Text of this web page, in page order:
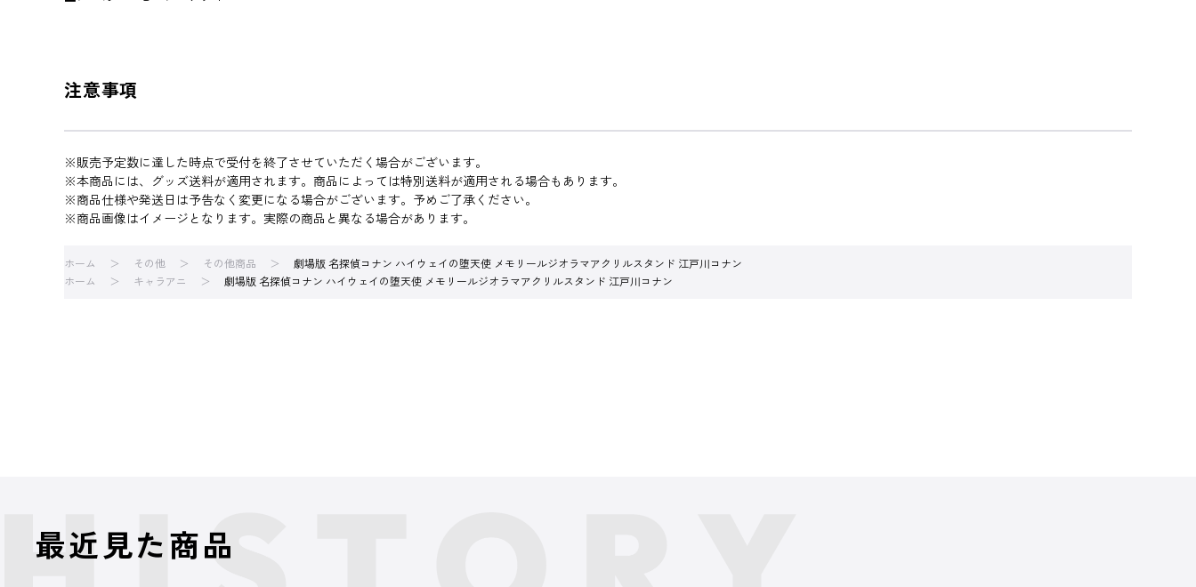
注意事項
※販売予定数に達した時点で受付を終了させていただく場合がございます。
※本商品には、グッズ送料が適用されます。商品によっては特別送料が適用される場合もあります。
※商品仕様や発送日は予告なく変更になる場合がございます。予めご了承ください。
※商品画像はイメージとなります。実際の商品と異なる場合があります。
ホーム その他 その他商品
劇場版 名探偵コナン ハイウェイの堕天使 メモリールジオラマアクリルスタンド 江戸川コナン
ホーム
キャラアニ 劇場版 名探偵コナン ハイウェイの堕天使 メモリールジオラマアクリルスタンド 江戸川コナン
最近見た商品